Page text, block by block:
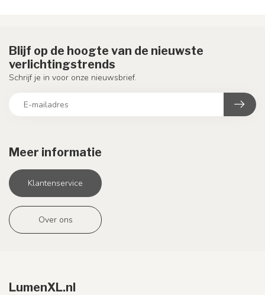
Meer informatie
Klantenservice
Over ons
Blijf op de hoogte van de nieuwste
verlichtingstrends
Schrijf je in voor onze nieuwsbrief.
LumenXL.nl